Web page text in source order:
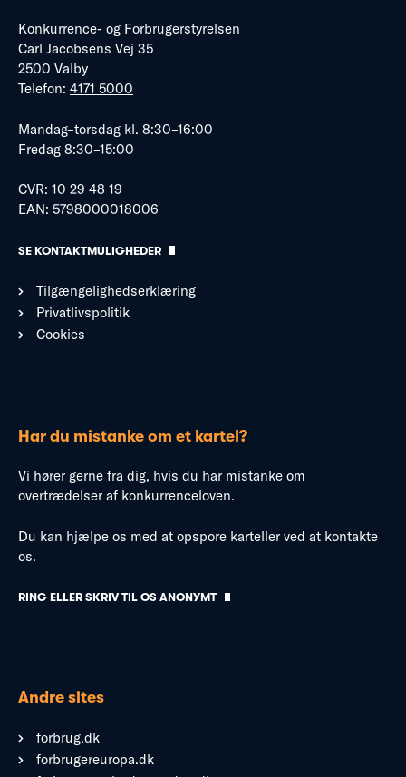
Konkurrence- og Forbrugerstyrelsen
Carl Jacobsens Vej 35
2500 Valby
Telefon: 4171 5000
Mandag–torsdag kl. 8:30–16:00
Fredag 8:30–15:00
CVR: 10 29 48 19
EAN: 5798000018006
SE KONTAKTMULIGHEDER
Tilgængelighedserklæring
Privatlivspolitik
Cookies
Har du mistanke om et kartel?
Vi hører gerne fra dig, hvis du har mistanke om
overtrædelser af konkurrenceloven.
Du kan hjælpe os med at opspore karteller ved at kontakte
os.
RING ELLER SKRIV TIL OS ANONYMT
Andre sites
forbrug.dk
forbrugereuropa.dk